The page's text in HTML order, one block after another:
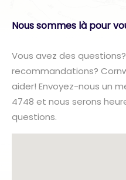
Nous sommes là pour
Vous avez des
recommandations?
aider! Envoyez-nous un
4748 et nous serons
questions.